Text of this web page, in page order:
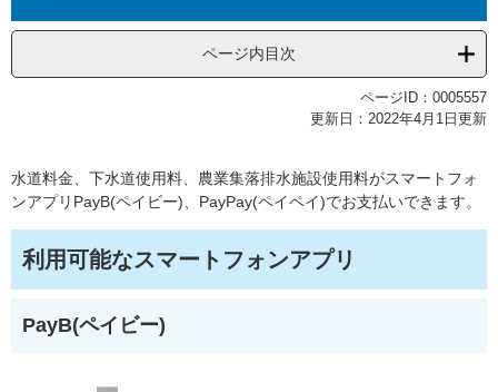
ページ内目次
ページID：0005557
更新日：2022年4月1日更新
水道料金、下水道使用料、農業集落排水施設使用料がスマートフォ
ンアプリPayB(ペイビー)、PayPay(ペイペイ)でお支払いできます。
利用可能なスマートフォンアプリ
PayB(ペイビー)